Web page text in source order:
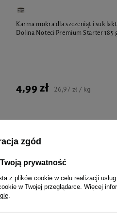
Karma mokra dla szczeniąt i suk
Dolina Noteci Premium Starter 185
4,99 zł 26,97 zł / kg
specjalnie
zgód
prywatność
z plików cookie w celu realizacji
w Twojej przeglądarce. Więcej